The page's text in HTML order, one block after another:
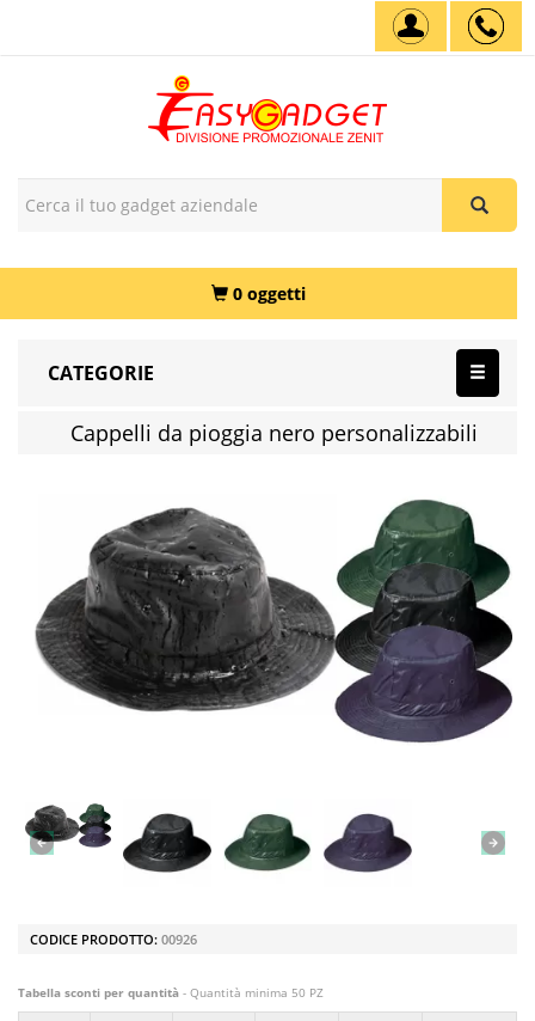
0 oggetti
CATEGORIE
Cappelli da pioggia nero personalizzabili
CODICE PRODOTTO: 00926
Tabella sconti per quantità - Quantità minima 50 PZ